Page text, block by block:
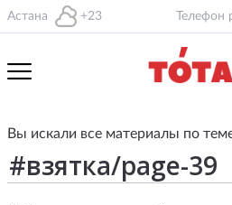
Астана +23 Телефон
Вы искали все материалы по